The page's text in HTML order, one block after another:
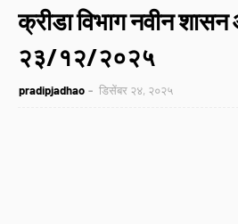
क्रीडा विभाग नवीन
२३/१२/२०२५
pradipjadhao डिसेंबर २४, २०२५